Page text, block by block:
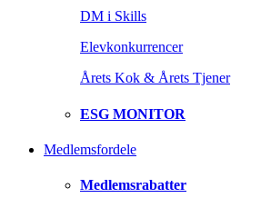
DM i Skills
Elevkonkurrencer
Årets Kok & Årets Tjener
ESG MONITOR
Medlemsfordele
Medlemsrabatter